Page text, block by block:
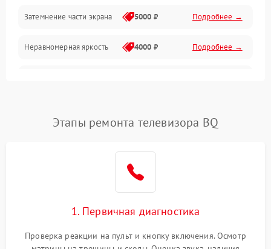
Механические повреждения
Программное обеспечение
Сеть и подключения
Затемнение части экрана 5000 ₽ Подробнее →
Неравномерная яркость 4000 ₽ Подробнее →
Этапы ремонта телевизора BQ
1. Первичная диагностика
Проверка реакции на пульт и кнопку включения. Осмотр